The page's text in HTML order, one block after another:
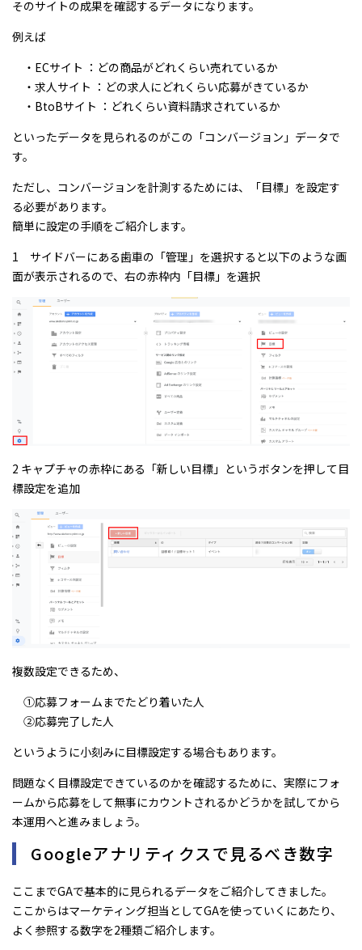
そのサイトの成果を確認するデータになります。
例えば
・ECサイト ：どの商品がどれくらい売れているか
・求人サイト ：どの求人にどれくらい応募がきているか
・BtoBサイト ：どれくらい資料請求されているか
といったデータを見られるのがこの「コンバージョン」データで
す。
ただし、コンバージョンを計測するためには、「目標」を設定す
る必要があります。
簡単に設定の手順をご紹介します。
1 サイドバーにある歯車の「管理」を選択すると以下のような画
面が表示されるので、右の赤枠内「目標」を選択
2 キャプチャの赤枠にある「新しい目標」というボタンを押して目
標設定を追加
複数設定できるため、
①応募フォームまでたどり着いた人
②応募完了した人
というように小刻みに目標設定する場合もあります。
問題なく目標設定できているのかを確認するために、実際にフォ
ームから応募をして無事にカウントされるかどうかを試してから
本運用へと進みましょう。
Googleアナリティクスで見るべき数字
ここまでGAで基本的に見られるデータをご紹介してきました。
ここからはマーケティング担当としてGAを使っていくにあたり、
よく参照する数字を2種類ご紹介します。